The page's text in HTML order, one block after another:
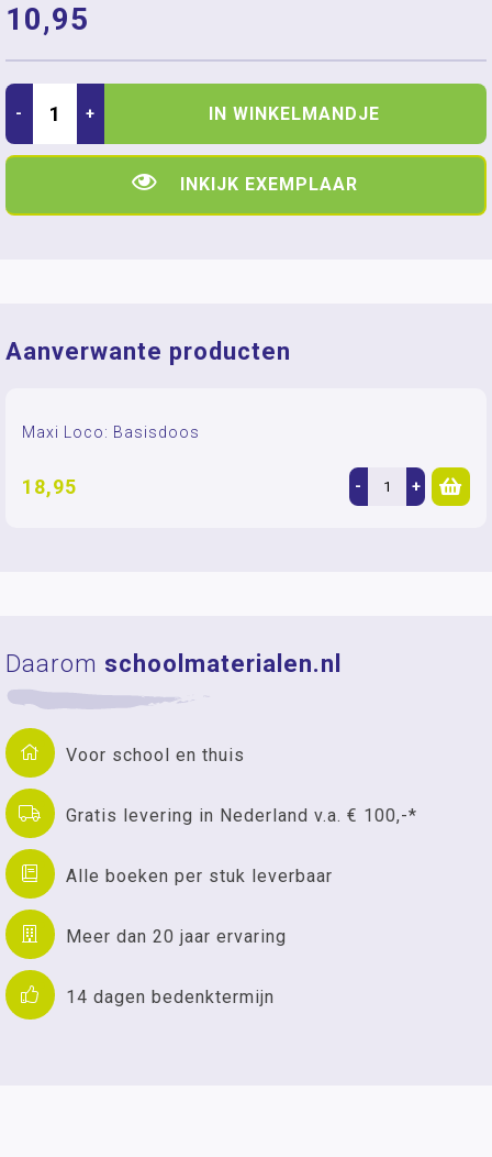
10,95
- + IN WINKELMANDJE
INKIJK EXEMPLAAR
Aanverwante producten
Maxi Loco: Basisdoos
18,95 - +
Daarom schoolmaterialen.nl
Voor school en thuis
Gratis levering in Nederland v.a. € 100,-*
Alle boeken per stuk leverbaar
Meer dan 20 jaar ervaring
14 dagen bedenktermijn